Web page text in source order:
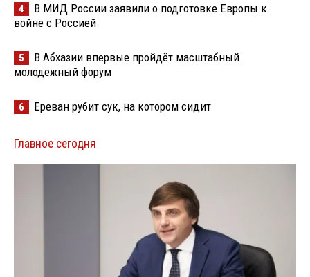
4
В МИД России заявили о подготовке Европы к
войне с Россией
5
В Абхазии впервые пройдёт масштабный
молодёжный форум
6 Ереван рубит сук, на котором сидит
Главное сегодня